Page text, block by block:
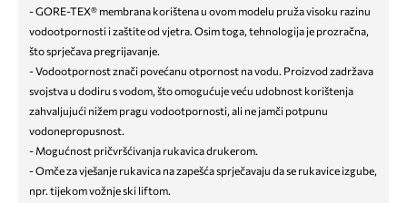
- GORE-TEX® membrana korištena u ovom modelu pruža visoku razinu
vodootpornosti i zaštite od vjetra. Osim toga, tehnologija je prozračna,
što sprječava pregrijavanje.
- Vodootpornost znači povećanu otpornost na vodu. Proizvod zadržava
svojstva u dodiru s vodom, što omogućuje veću udobnost korištenja
zahvaljujući nižem pragu vodootpornosti, ali ne jamči potpunu
vodonepropusnost.
- Mogućnost pričvršćivanja rukavica drukerom.
- Omče za vješanje rukavica na zapešća sprječavaju da se rukavice izgube,
npr. tijekom vožnje ski liftom.